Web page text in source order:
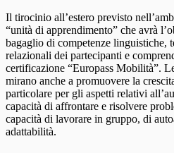
Il tirocinio all’estero previsto
“unità di apprendimento” che avrà
bagaglio di competenze linguistiche,
relazionali dei partecipanti e
certificazione “Europass Mobilità”.
mirano anche a promuovere la
particolare per gli aspetti relativi
capacità di affrontare e risolvere
capacità di lavorare in gruppo, di
adattabilità.